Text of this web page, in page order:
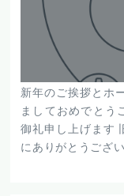
新年のご挨拶とホ
ましておめでとう
御礼申し上げます
にありがとうござ